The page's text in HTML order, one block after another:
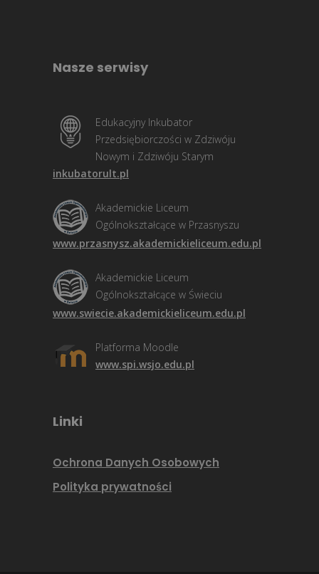
Nasze serwisy
Edukacyjny Inkubator
Przedsiębiorczości w Zdziwóju
Nowym i Zdziwóju Starym
inkubatorult.pl
Akademickie Liceum
Ogólnokształcące w Przasnyszu
www.przasnysz.akademickieliceum.edu.pl
Akademickie Liceum
Ogólnokształcące w Świeciu
www.swiecie.akademickieliceum.edu.pl
Platforma Moodle
www.spi.wsjo.edu.pl
Linki
Ochrona Danych Osobowych
Polityka prywatności